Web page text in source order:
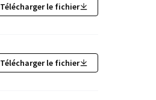
Télécharger le fichier
Télécharger le fichier